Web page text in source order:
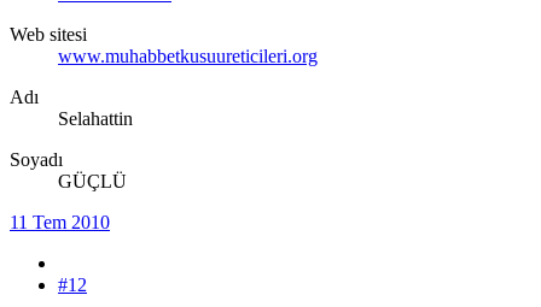
Web sitesi
www.muhabbetkusuureticileri.org
Adı
Selahattin
Soyadı
GÜÇLÜ
11 Tem 2010
#12